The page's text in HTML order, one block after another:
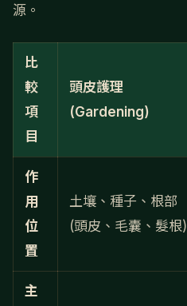
源。
比
較
項
目
頭皮護理
(Gardening)
作
用
位
置
土壤、種子、根部
(頭皮、毛囊、髮根)
主